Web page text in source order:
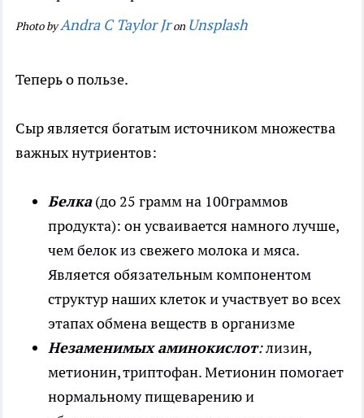
Photo byAndra C Taylor Jron Unsplash
Теперь о пользе.
Сыр является богатым источником множества
важных нутриентов:
Белка(до 25 грамм на 100граммов
продукта): он усваивается намного лучше,
чем белок из свежего молока и мяса.
Является обязательным компонентом
структур наших клеток и участвует во всех
этапах обмена веществ в организме
Незаменимых аминокислот:лизин,
метионин, триптофан. Метионин помогает
нормальному пищеварению и